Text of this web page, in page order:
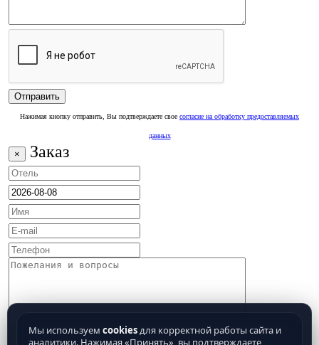
Нажимая кнопку отправить, Вы подтверждаете свое согласие на обработку предоставляемых
данных
× Заказ
Мы используем cookiesдля корректной работы сайта и
аналитики. Нажимая «Принять», вы подтверждаете